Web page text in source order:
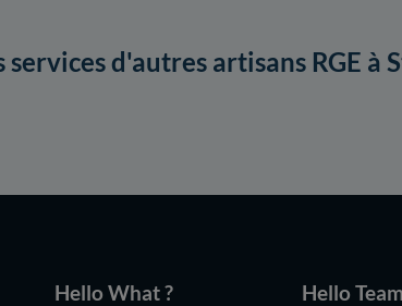
services d'autres artisans RGE à
Hello What ? Hello Team